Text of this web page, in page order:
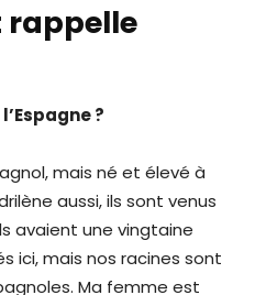
rappelle
?
mais né et élevé à
aussi, ils sont venus
avaient une vingtaine
ici, mais nos racines sont
Ma femme est